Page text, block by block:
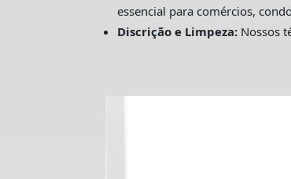
essencial para comércios,
Discrição e Limpeza: Nossos